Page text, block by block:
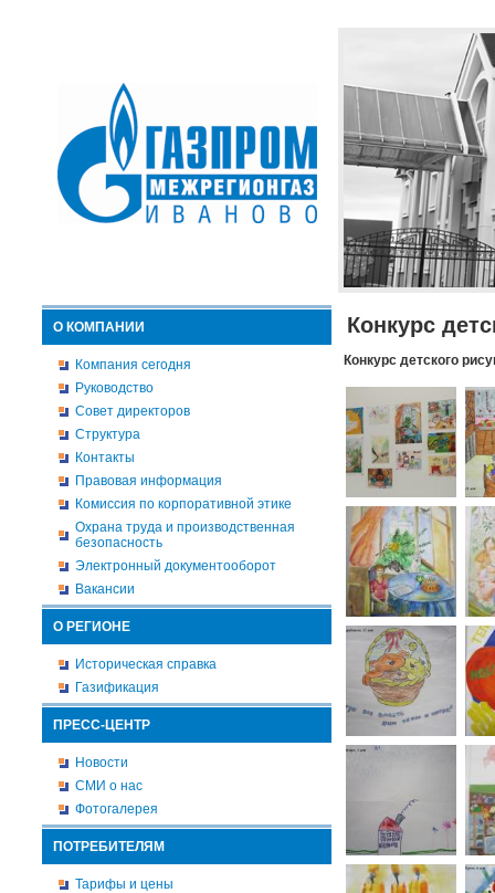
О КОМПАНИИ
Компания сегодня
Руководство
Совет директоров
Структура
Контакты
Правовая информация
Комиссия по корпоративной этике
Охрана труда и производственная
безопасность
Электронный документооборот
Вакансии
О РЕГИОНЕ
Историческая справка
Газификация
ПРЕСС-ЦЕНТР
Новости
СМИ о нас
Фотогалерея
ПОТРЕБИТЕЛЯМ
Тарифы и цены
Конкурс
Конкурс детского